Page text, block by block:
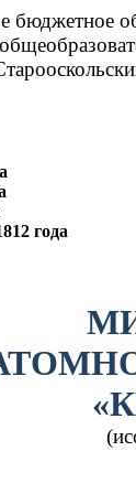
бюджетное
года